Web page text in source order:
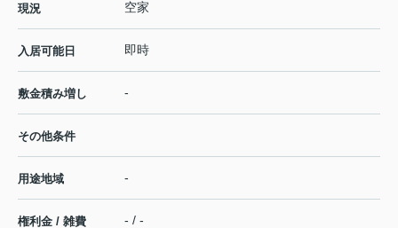
現況 空家
入居可能日 即時
敷金積み増し -
その他条件
用途地域 -
権利金 / 雑費 - / -